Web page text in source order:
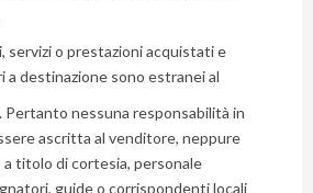
servizi o prestazioni acquistati e
a destinazione sono estranei al
nessuna responsabilità in
ascritta al venditore, neppure
a titolo di cortesia, personale
guide o corrispondenti locali